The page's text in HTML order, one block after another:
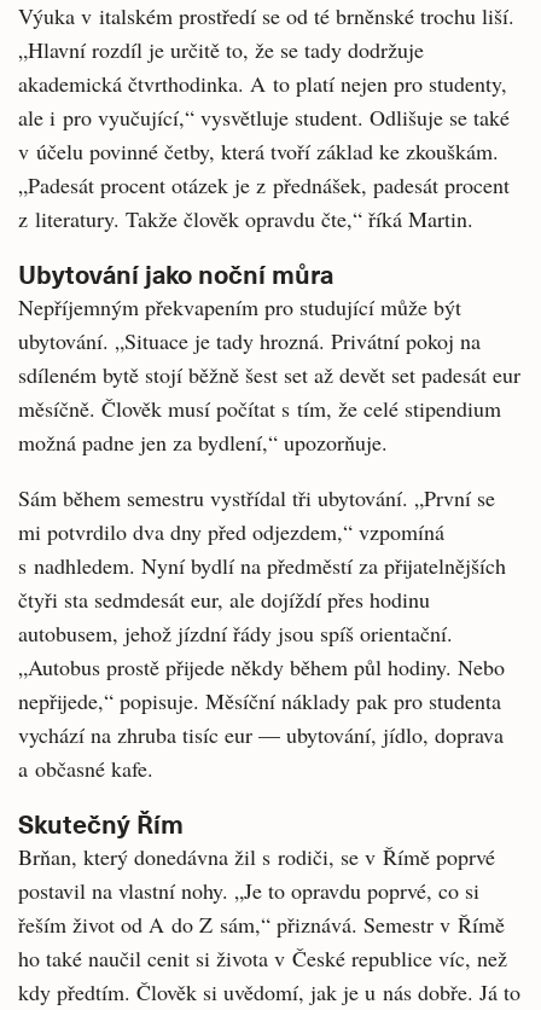
Výuka v italském prostředí se od té brněnské trochu liší.
„Hlavní rozdíl je určitě to, že se tady dodržuje
akademická čtvrthodinka. A to platí nejen pro studenty,
ale i pro vyučující,“ vysvětluje student. Odlišuje se také
v účelu povinné četby, která tvoří základ ke zkouškám.
„Padesát procent otázek je z přednášek, padesát procent
z literatury. Takže člověk opravdu čte,“ říká Martin.
Ubytování jako noční můra
Nepříjemným překvapením pro studující může být
ubytování. „Situace je tady hrozná. Privátní pokoj na
sdíleném bytě stojí běžně šest set až devět set padesát eur
měsíčně. Člověk musí počítat s tím, že celé stipendium
možná padne jen za bydlení,“ upozorňuje.
Sám během semestru vystřídal tři ubytování. „První se
mi potvrdilo dva dny před odjezdem,“ vzpomíná
s nadhledem. Nyní bydlí na předměstí za přijatelnějších
čtyři sta sedmdesát eur, ale dojíždí přes hodinu
autobusem, jehož jízdní řády jsou spíš orientační.
„Autobus prostě přijede někdy během půl hodiny. Nebo
nepřijede,“ popisuje. Měsíční náklady pak pro studenta
vychází na zhruba tisíc eur — ubytování, jídlo, doprava
a občasné kafe.
Skutečný Řím
Brňan, který donedávna žil s rodiči, se v Římě poprvé
postavil na vlastní nohy. „Je to opravdu poprvé, co si
řeším život od A do Z sám,“ přiznává. Semestr v Římě
ho také naučil cenit si života v České republice víc, než
kdy předtím. Člověk si uvědomí, jak je u nás dobře. Já to